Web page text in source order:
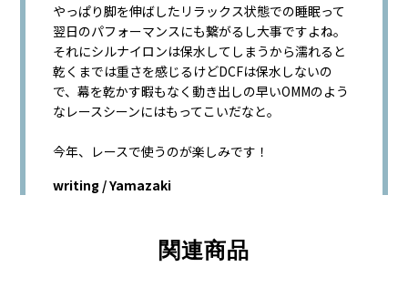
やっぱり脚を伸ばしたリラックス状態での睡眠って
翌日のパフォーマンスにも繋がるし大事ですよね。
それにシルナイロンは保水してしまうから濡れると
乾くまでは重さを感じるけどDCFは保水しないの
で、幕を乾かす暇もなく動き出しの早いOMMのよう
なレースシーンにはもってこいだなと。
今年、レースで使うのが楽しみです！
writing / Yamazaki
関連商品